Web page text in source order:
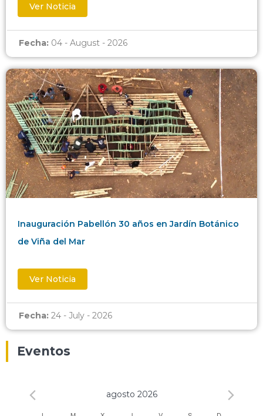
Ver Noticia
Fecha: 04 - August - 2026
Inauguración Pabellón 30 años en Jardín Botánico
de Viña del Mar
Ver Noticia
Fecha: 24 - July - 2026
Eventos
agosto 2026